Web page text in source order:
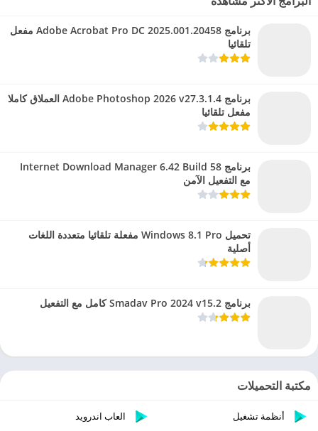
برنامج Adobe Acrobat Pro DC 2025.001.20458 مفعل
تلقائيا
برنامج Adobe Photoshop 2026 v27.3.1.4 العملاق كاملا
مفعل تلقائيا
برنامج Internet Download Manager 6.42 Build 58
مع التفعيل الآمن
تحميل Windows 8.1 Pro مفعلة تلقائيا متعددة اللغات
أصلية
برنامج Smadav Pro 2024 v15.2 كامل مع التفعيل
مكتبة التحميلات
أنظمة تشغيل العاب اندرويد